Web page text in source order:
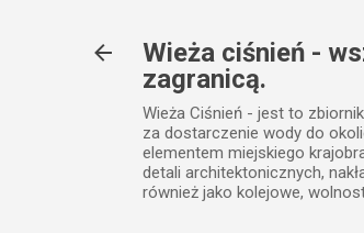
Wieża ciśnień -
zagranicą.
Wieża Ciśnień - jest to
za dostarczenie wody do
elementem miejskiego
detali architektonicznych,
również jako kolejowe,